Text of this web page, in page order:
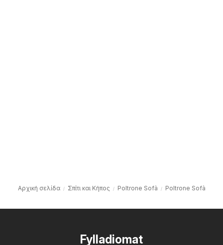
Αρχική σελίδα Σπίτι και Κήπος Poltrone Sofà Poltrone Sofà
Fylladiomat